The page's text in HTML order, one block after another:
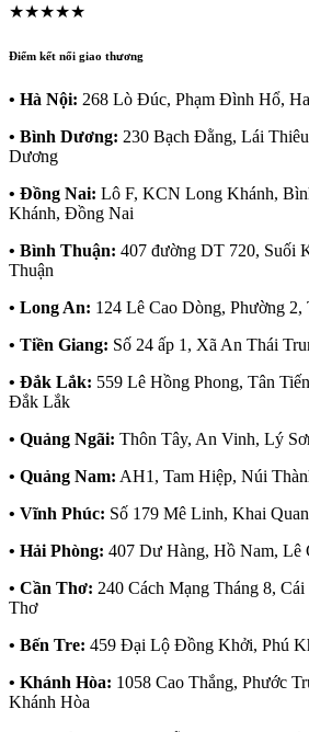
★★★★★
Điểm kết nối giao thương
• Hà Nội: 268 Lò Đúc, Phạm Đình Hổ,
• Bình Dương: 230 Bạch Đằng, Lái
Dương
• Đồng Nai: Lô F, KCN Long Khánh,
Khánh, Đồng Nai
• Bình Thuận: 407 đường DT 720, Suối
Thuận
• Long An: 124 Lê Cao Dòng, Phường
• Tiền Giang: Số 24 ấp 1, Xã An Thái
• Đắk Lắk: 559 Lê Hồng Phong, Tân
Đắk Lắk
• Quảng Ngãi: Thôn Tây, An Vinh, Lý
• Quảng Nam: AH1, Tam Hiệp, Núi
• Vĩnh Phúc: Số 179 Mê Linh, Khai
• Hải Phòng: 407 Dư Hàng, Hồ Nam, Lê
• Cần Thơ: 240 Cách Mạng Tháng 8,
Thơ
• Bến Tre: 459 Đại Lộ Đồng Khởi, Phú
• Khánh Hòa: 1058 Cao Thắng, Phước
Khánh Hòa